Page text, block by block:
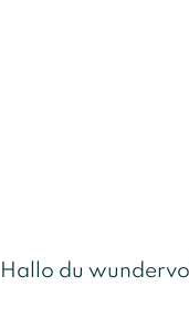
Hallo du